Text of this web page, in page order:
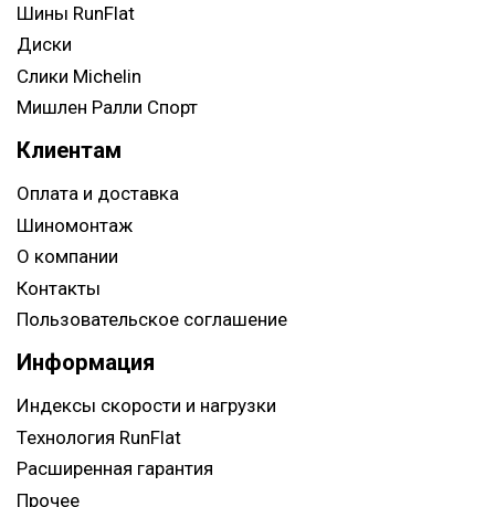
Шины RunFlat
Диски
Слики Michelin
Мишлен Ралли Спорт
Клиентам
Оплата и доставка
Шиномонтаж
О компании
Контакты
Пользовательское соглашение
Информация
Индексы скорости и нагрузки
Технология RunFlat
Расширенная гарантия
Прочее